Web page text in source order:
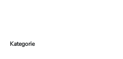
Kategorie